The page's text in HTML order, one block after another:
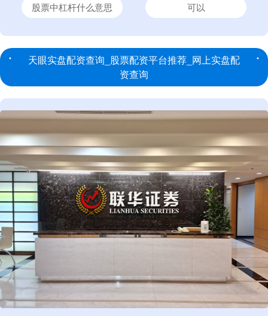
股票中杠杆什么意思 可以
天眼实盘配资查询_股票配资平台推荐_网上实盘配
资查询